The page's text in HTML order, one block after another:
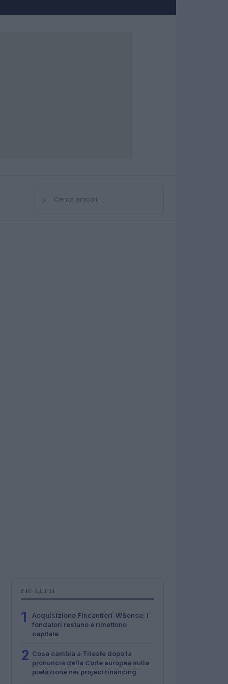
⌕Cerca
PIÙ LETTI
1
Acquisizione Fincantieri-WSense: i
fondatori restano e rimettono
capitale
2 Cosa cambia a Trieste dopo la
pronuncia della Corte europea sulla
prelazione nei project financing